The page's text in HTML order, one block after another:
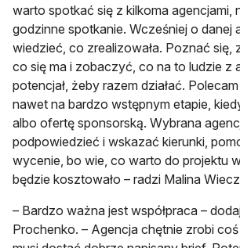
warto spotkać się z kilkoma agencjami,
godzinne spotkanie. Wcześniej o danej
wiedzieć, co zrealizowała. Poznać się,
co się ma i zobaczyć, co na to ludzie z
potencjał, żeby razem działać.
nawet na bardzo wstępnym etapie,
albo ofertę sponsorską. Wybrana
podpowiedzieć i wskazać kierunki,
wycenie, bo wie, co warto do projektu
będzie kosztowało – radzi Malina
– Bardzo ważna jest współpraca –
Prochenko. – Agencja chętnie zrobi